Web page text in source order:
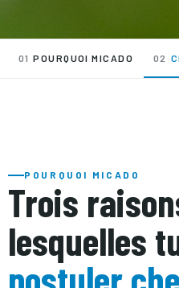
01 POURQUOI MICADO 02
POURQUOI MICADO
Trois
lesquelles